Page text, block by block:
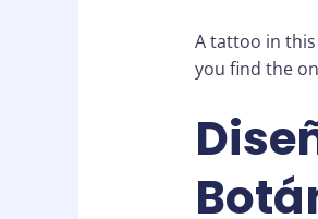
A tattoo in this
you find the